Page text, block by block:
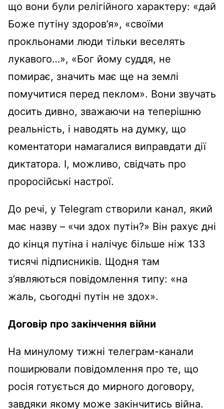
що вони були релігійного характеру: «дай
Боже путіну здоров’я», «своїми
прокльонами люди тільки веселять
лукавого…», «Бог йому суддя, не
помирає, значить має ще на землі
помучитися перед пеклом». Вони звучать
досить дивно, зважаючи на теперішню
реальність, і наводять на думку, що
коментатори намагалися виправдати дії
диктатора. І, можливо, свідчать про
проросійські настрої.
До речі, у Telegram створили канал, який
має назву – «чи здох путін?» Він рахує дні
до кінця путіна і налічує більше ніж 133
тисячі підписників. Щодня там
з’являються повідомлення типу: «на
жаль, сьогодні путін не здох».
Договір про закінчення війни
На минулому тижні телеграм-канали
поширювали повідомлення про те, що
росія готується до мирного договору,
завдяки якому може закінчитись війна.